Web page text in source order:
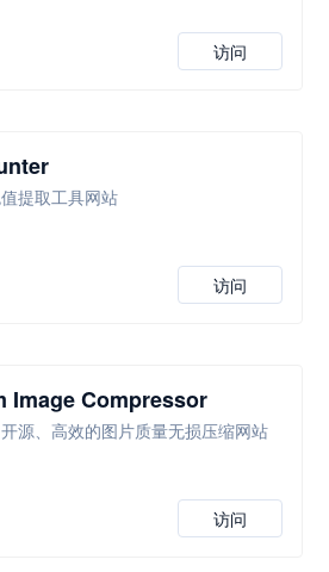
访问
提取工具网站
访问
Image Compressor
源、高效的图片质量无损压缩网站
访问